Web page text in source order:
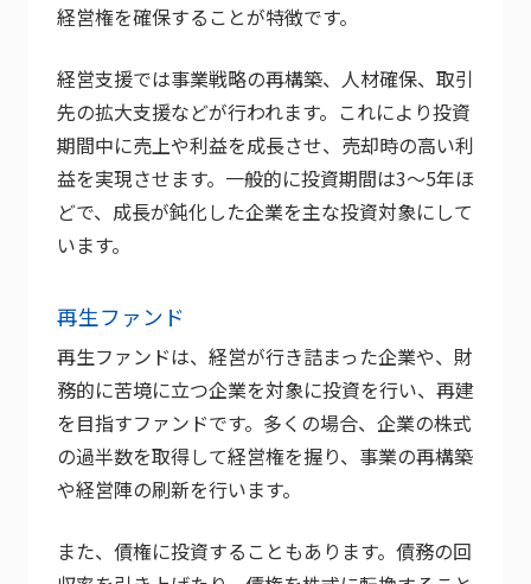
経営権を確保することが特徴です。
経営支援では事業戦略の再構築、人材確保、取引
先の拡大支援などが行われます。これにより投資
期間中に売上や利益を成長させ、売却時の高い利
益を実現させます。一般的に投資期間は3〜5年ほ
どで、成長が鈍化した企業を主な投資対象にして
います。
再生ファンド
再生ファンドは、経営が行き詰まった企業や、財
務的に苦境に立つ企業を対象に投資を行い、再建
を目指すファンドです。多くの場合、企業の株式
の過半数を取得して経営権を握り、事業の再構築
や経営陣の刷新を行います。
また、債権に投資することもあります。債務の回